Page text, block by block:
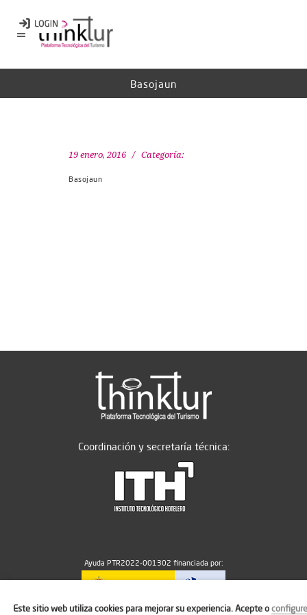
Basojaun
19 enero, 2016 Categoría:
Basojaun
Coordinación y secretaría técnica:
Ayuda PTR2022-001302 financiada por:
Este sitio web utiliza cookies para mejorar su experiencia. Acepte oconfigure